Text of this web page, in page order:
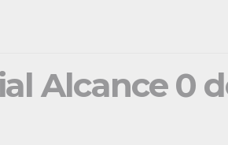
Alcance 0